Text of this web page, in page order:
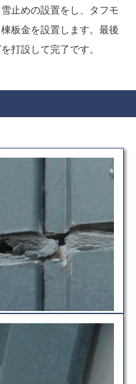
止めの設置をし、タフモ
板金を設置します。最後
打設して完了です。